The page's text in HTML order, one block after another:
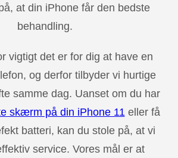
at din iPhone får den bedste
behandling.
vigtigt det er for dig at have en
og derfor tilbyder vi hurtige
samme dag. Uanset om du har
skærm på din iPhone 11 eller få
batteri, kan du stole på, at vi
service. Vores mål er at